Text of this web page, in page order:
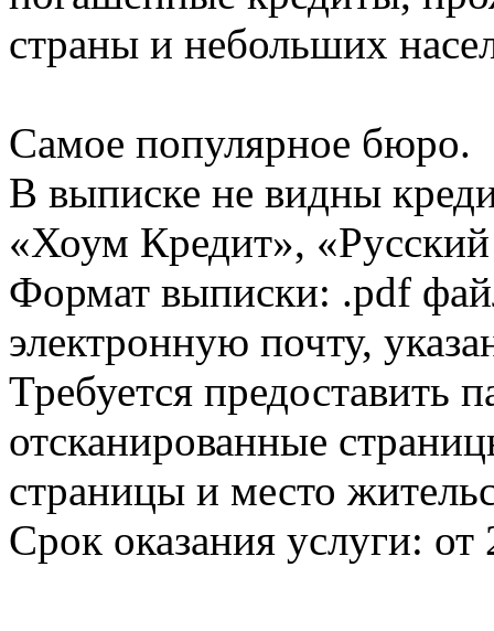
страны и небольших
Самое популярное бюро.
В выписке не видны
«Хоум Кредит»,
Формат выписки: .pdf
электронную почту,
Требуется предоставить
отсканированные
страницы и место
Срок оказания услуги: от